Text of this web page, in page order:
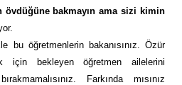
övdüğüne bakmayın ama sizi kimin
bu öğretmenlerin bakanısınız. Özür
için bekleyen öğretmen ailelerini
Farkında mısınız